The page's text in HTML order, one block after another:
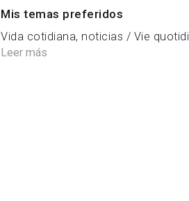
Mis temas preferidos
Vida cotidiana, noticias / Vie
Leer más